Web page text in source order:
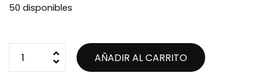
50 disponibles
AÑADIR AL CARRITO